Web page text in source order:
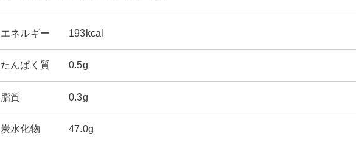
エネルギー 193kcal
たんぱく質 0.5g
脂質 0.3g
炭水化物 47.0g